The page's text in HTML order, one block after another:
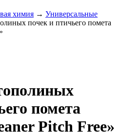
химия → Универсальные
почек и птичьего помета
помета
Pitch Free»